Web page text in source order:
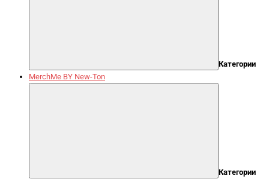
Категории
MerchMe BY New-Ton
Категории